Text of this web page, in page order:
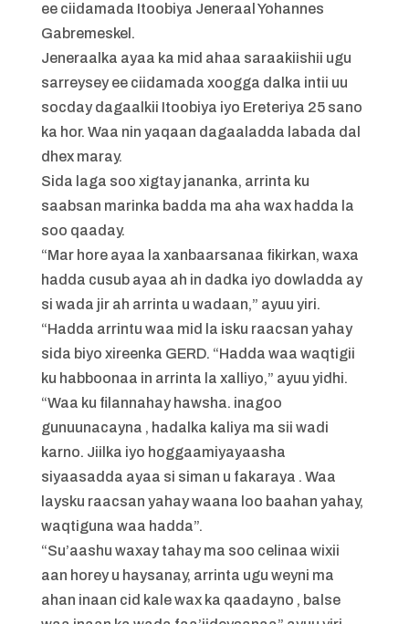
ee ciidamada Itoobiya Jeneraal Yohannes
Gabremeskel.
Jeneraalka ayaa ka mid ahaa saraakiishii ugu
sarreysey ee ciidamada xoogga dalka intii uu
socday dagaalkii Itoobiya iyo Ereteriya 25 sano
ka hor. Waa nin yaqaan dagaaladda labada dal
dhex maray.
Sida laga soo xigtay jananka, arrinta ku
saabsan marinka badda ma aha wax hadda la
soo qaaday.
“Mar hore ayaa la xanbaarsanaa fikirkan, waxa
hadda cusub ayaa ah in dadka iyo dowladda ay
si wada jir ah arrinta u wadaan,” ayuu yiri.
“Hadda arrintu waa mid la isku raacsan yahay
sida biyo xireenka GERD. “Hadda waa waqtigii
ku habboonaa in arrinta la xalliyo,” ayuu yidhi.
“Waa ku filannahay hawsha. inagoo
gunuunacayna , hadalka kaliya ma sii wadi
karno. Jiilka iyo hoggaamiyayaasha
siyaasadda ayaa si siman u fakaraya . Waa
laysku raacsan yahay waana loo baahan yahay,
waqtiguna waa hadda”.
“Su’aashu waxay tahay ma soo celinaa wixii
aan horey u haysanay, arrinta ugu weyni ma
ahan inaan cid kale wax ka qaadayno , balse